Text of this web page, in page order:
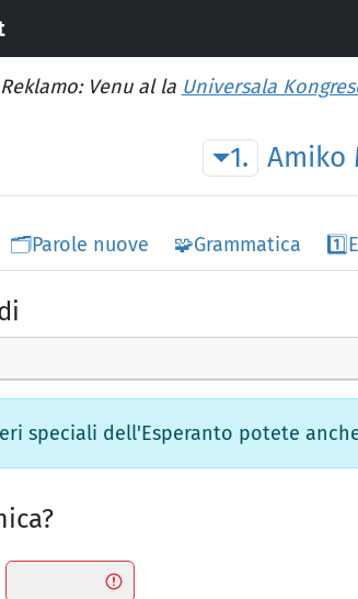
Reklamo: Venu al la Universala
1. Amiko
🗂️Parole nuove 🧩Grammatica 1️⃣
speciali dell'Esperanto potete